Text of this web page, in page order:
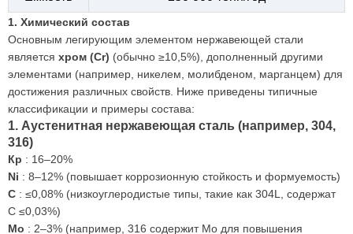
1. Химический состав
Основным легирующим элементом нержавеющей стали
является хром (Cr) (обычно ≥10,5%), дополненный другими
элементами (например, никелем, молибденом, марганцем) для
достижения различных свойств. Ниже приведены типичные
классификации и примеры состава:
1. Аустенитная нержавеющая сталь (например, 304,
316)
Кр : 16–20%
Ni : 8–12% (повышает коррозионную стойкость и формуемость)
C : ≤0,08% (низкоуглеродистые типы, такие как 304L, содержат
C ≤0,03%)
Mo : 2–3% (например, 316 содержит Mo для повышения